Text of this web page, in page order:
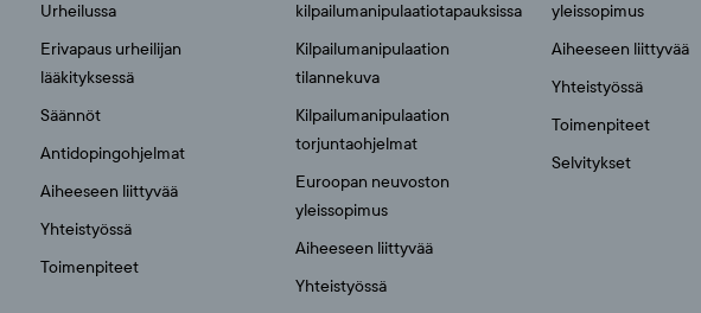
Urheilussa
Erivapaus urheilijan
lääkityksessä
Säännöt
Antidopingohjelmat
Aiheeseen liittyvää
Yhteistyössä
Toimenpiteet
kilpailumanipulaatiotapauksissa
Kilpailumanipulaation
tilannekuva
Kilpailumanipulaation
torjuntaohjelmat
Euroopan neuvoston
yleissopimus
Aiheeseen liittyvää
Yhteistyössä
yleissopimus
Aiheeseen liittyvää
Yhteistyössä
Toimenpiteet
Selvitykset